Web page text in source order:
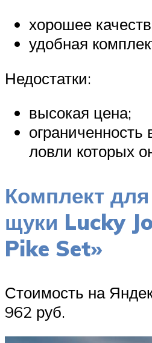
хорошее
удобная
Недостатки:
высокая цена;
ловли которых
Комплект
щуки Lucky
Pike Set»
Стоимость на
962 руб.